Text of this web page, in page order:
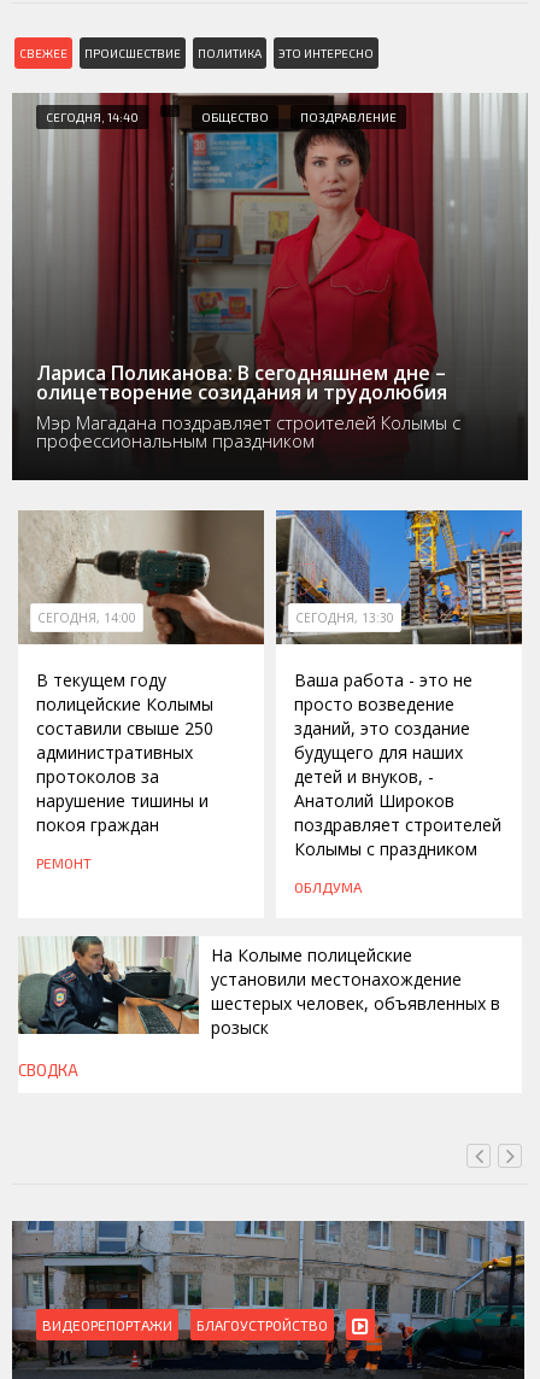
СВЕЖЕЕ ПРОИСШЕСТВИЕ ПОЛИТИКА ЭТО ИНТЕРЕСНО
СЕГОДНЯ, 14:40 ОБЩЕСТВО ПОЗДРАВЛЕНИЕ
Лариса Поликанова: В сегодняшнем дне –
олицетворение созидания и трудолюбия
Мэр Магадана поздравляет строителей Колымы с
профессиональным праздником
СЕГОДНЯ, 14:00
В текущем году
полицейские Колымы
составили свыше 250
административных
протоколов за
нарушение тишины и
покоя граждан
РЕМОНТ
СЕГОДНЯ, 13:30
Ваша работа - это не
просто возведение
зданий, это создание
будущего для наших
детей и внуков, -
Анатолий Широков
поздравляет строителей
Колымы с праздником
ОБЛДУМА
СЕГОДНЯ, 13:00
На Колыме полицейские
установили местонахождение
шестерых человек, объявленных в
розыск
СВОДКА
ВИДЕОРЕПОРТАЖИ